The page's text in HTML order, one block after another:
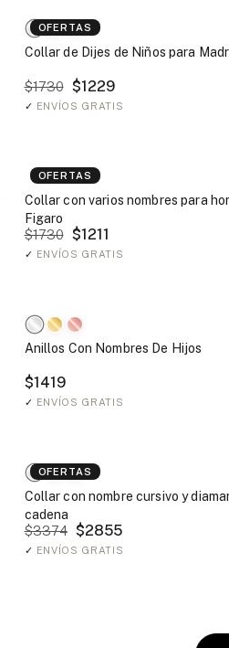
OFERTAS
Collar de Dijes de Niños para
$1730 $1229
✓ ENVÍOS GRATIS
OFERTAS
Collar con varios nombres para
Figaro
$1730 $1211
✓ ENVÍOS GRATIS
Anillos Con Nombres De Hijos
$1419
✓ ENVÍOS GRATIS
OFERTAS
Collar con nombre cursivo y
cadena
$3374 $2855
✓ ENVÍOS GRATIS